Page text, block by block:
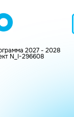
2027 - 2028
N_I-296608